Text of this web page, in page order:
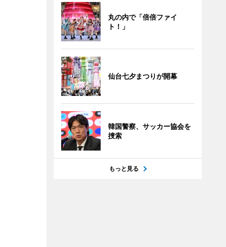
丸の内で「倍倍ファイ
ト！」
仙台七夕まつりが開幕
韓国警察、サッカー協会を
捜索
もっと見る